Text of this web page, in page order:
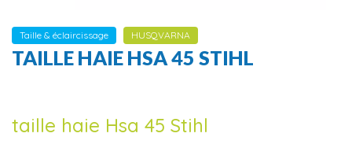
Taille & éclaircissage HUSQVARNA
TAILLE HAIE HSA 45 STIHL
taille haie Hsa 45 Stihl